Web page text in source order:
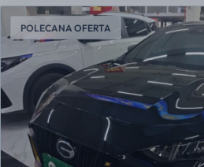
POLECANA OFERTA